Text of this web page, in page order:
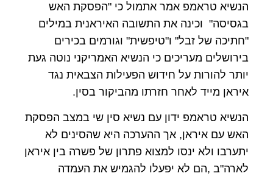
הנשיא טראמפ אמר אתמול כי "הפסקת האש
בגסיסה" וכינה את התשובה האיראנית במילים
"חתיכה של זבל" ו"טיפשית" וגורמים בכירים
בירושלים מעריכים כי הנשיא האמריקני נוטה געת
יותר להורות על חידוש הפעילות הצבאית נגד
איראן מייד לאחר חזרתו מהביקור בסין.
הנשיא טראמפ ידון עם נשיא סין שי במצב הפסקת
האש עם איראן, אך ההערכה היא שהסינים לא
יתערבו ולא ינסו למצוא פתרון של פשרה בין איראן
לארה"ב ,הם לא יפעלו להגמיש את העמדה